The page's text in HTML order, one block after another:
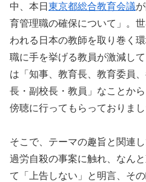
中、本日 東京都総合教育会議
育管理職の確保について」。
われる日本の教師を取り巻く
職に手を挙げる教員が激減し
は「知事、教育長、教育委員
長・副校長・教員」なことか
傍聴に行ってもらっておりまし
そこで、テーマの趣旨と関連
過労自殺の事案に触れ、なん
て「上告しない」と明言、そ